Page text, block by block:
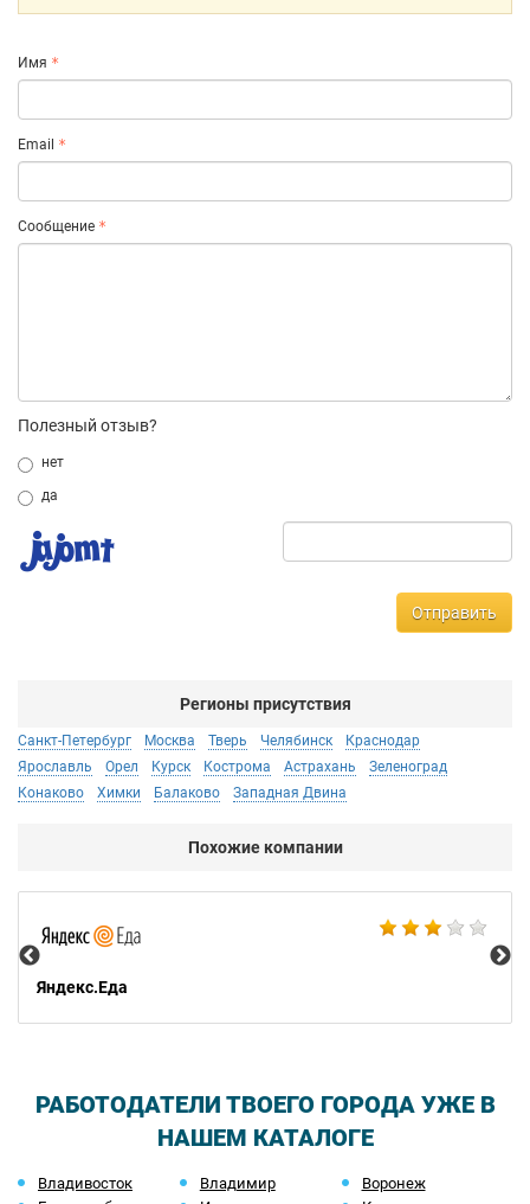
Имя
Email
Сообщение
Полезный отзыв?
нет
да
Отправить
Регионы присутствия
Санкт-Петербург Москва Тверь Челябинск
Краснодар
Ярославль
Орел Курск Кострома Астрахань
Зеленоград
Конаково
Химки Балаково Западная Двина
Похожие компании
Яндекс.Еда
РАБОТОДАТЕЛИ ТВОЕГО ГОРОДА УЖЕ В
НАШЕМ КАТАЛОГЕ
Владивосток Владимир
Воронеж